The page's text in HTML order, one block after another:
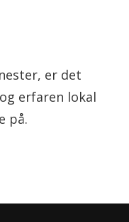
er det
erfaren lokal
på.